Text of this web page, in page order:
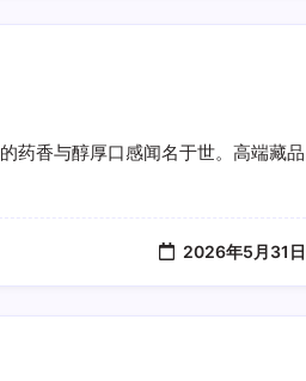
药香与醇厚口感闻名于世。高端藏品
2026年5月31日